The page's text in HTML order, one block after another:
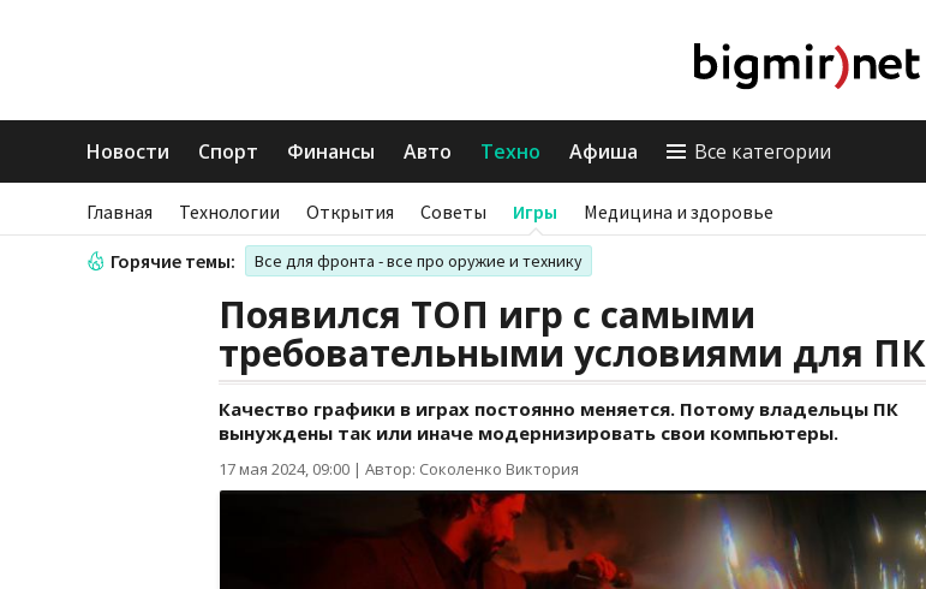
Новости Спорт Финансы Авто Техно Афиша Все категории
Главная Технологии Открытия Советы Игры Медицина и здоровье
Горячие темы: Все для фронта - все про оружие и технику
Появился ТОП игр с самыми
требовательными условиями для ПК
Качество графики в играх постоянно меняется. Потому владельцы ПК
вынуждены так или иначе модернизировать свои компьютеры.
17 мая 2024, 09:00 | Автор: Соколенко Виктория